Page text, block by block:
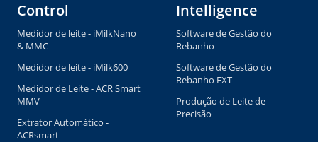
Control
Medidor de leite - iMilkNano
& MMC
Medidor de leite - iMilk600
Medidor de Leite - ACR Smart
MMV
Extrator Automático -
ACRsmart
Intelligence
Software de Gestão do
Rebanho
Software de Gestão do
Rebanho EXT
Produção de Leite de
Precisão